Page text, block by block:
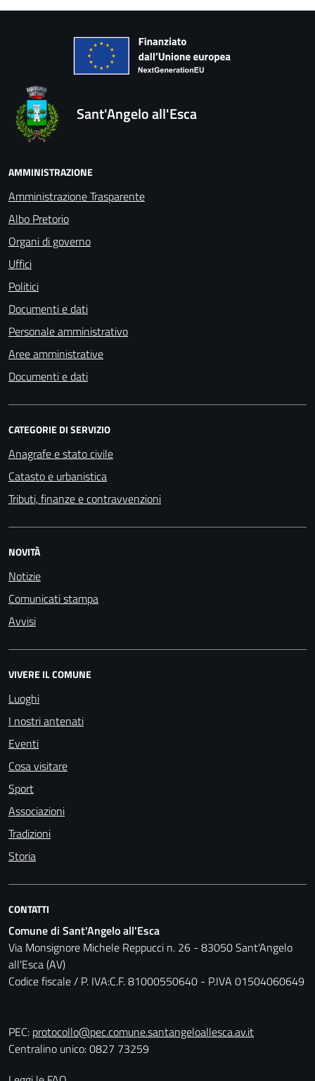
Sant'Angelo all'Esca
AMMINISTRAZIONE
Amministrazione Trasparente
Albo Pretorio
Organi di governo
Uffici
Politici
Documenti e dati
Personale amministrativo
Aree amministrative
Documenti e dati
CATEGORIE DI SERVIZIO
Anagrafe e stato civile
Catasto e urbanistica
Tributi, finanze e contravvenzioni
NOVITÀ
Notizie
Comunicati stampa
Avvisi
VIVERE IL COMUNE
Luoghi
I nostri antenati
Eventi
Cosa visitare
Sport
Associazioni
Tradizioni
Storia
CONTATTI
Comune di Sant'Angelo all'Esca
Via Monsignore Michele Reppucci n. 26 - 83050 Sant'Angelo
all'Esca (AV)
Codice fiscale / P. IVA:C.F. 81000550640 - P.IVA 01504060649
PEC: protocollo@pec.comune.santangeloallesca.av.it
Centralino unico: 0827 73259